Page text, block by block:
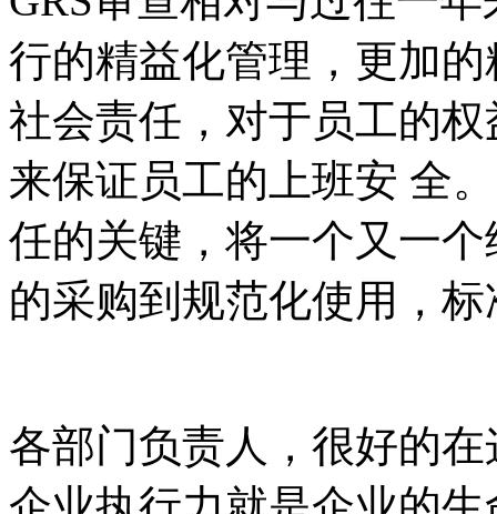
行的精益化管理，更加
社会责任，对于员工的
来保证员工的上班安 全
任的关键，将一个又一
的采购到规范化使用，
各部门负责人，很好的